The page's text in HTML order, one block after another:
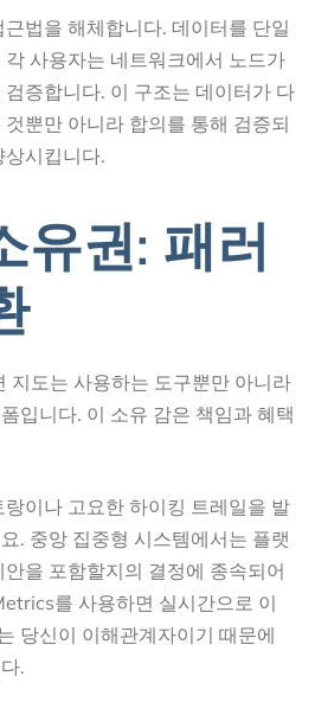
법을 해체합니다. 데이터를 단일
사용자는 네트워크에서 노드가
증합니다. 이 구조는 데이터가 다
뿐만 아니라 합의를 통해 검증되
시킵니다.
유권: 패러
도는 사용하는 도구뿐만 아니라
입니다. 이 소유 감은 책임과 혜택
이나 고요한 하이킹 트레일을 발
. 중앙 집중형 시스템에서는 플랫
을 포함할지의 결정에 종속되어
를 사용하면 실시간으로 이
당신이 이해관계자이기 때문에
.